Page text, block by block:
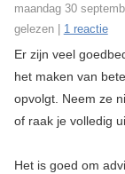
maandag 30
gelezen | 1 reactie
Er zijn veel
het maken van
opvolgt. Neem ze
of raak je volledig
Het is goed om